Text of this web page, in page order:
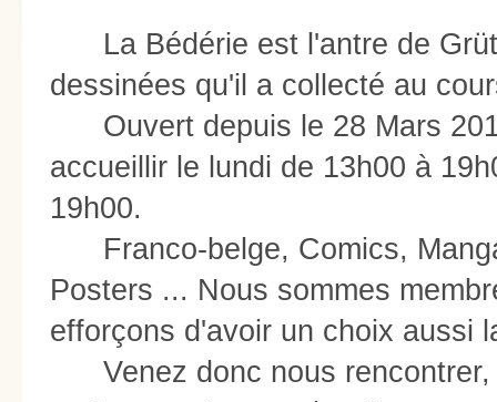
La Bédérie est l'antre de
dessinées qu'il a collecté au
Ouvert depuis le 28 Mars
accueillir le lundi de 13h00 à
19h00.
Franco-belge, Comics,
Posters ... Nous sommes
efforçons d'avoir un choix aussi
Venez donc nous rencontrer,